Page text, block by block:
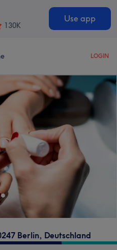
130K
Use app
LOGIN
Berlin, Deutschland